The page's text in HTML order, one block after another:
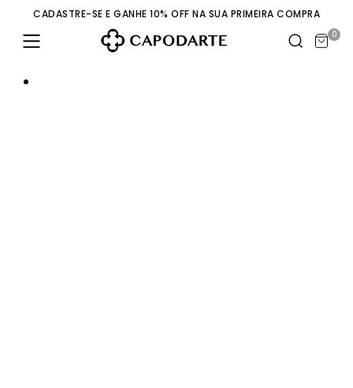
CADASTRE-SE E GANHE 10% OFF NA SUA PRIMEIRA COMPRA
0